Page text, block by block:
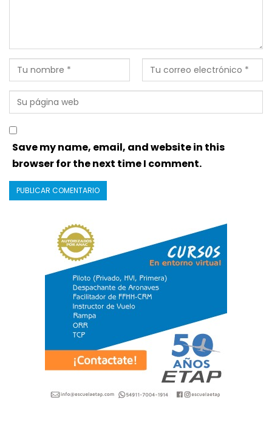
Save my name, email, and website in this
browser for the next time I comment.